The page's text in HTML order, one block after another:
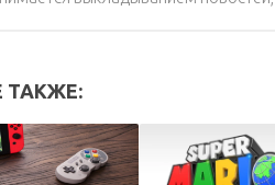
ТАКЖЕ: